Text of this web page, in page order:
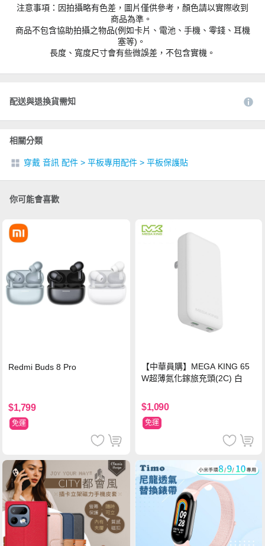
注意事項：因拍攝略有色差，圖片僅供參考，顏色請以實際收到
商品為準。
商品不包含協助拍攝之物品(例如卡片、電池、手機、零錢、耳機
塞等)。
長度、寬度尺寸會有些微誤差，不包含實機。
配送與退換貨需知
相關分類
穿戴 音訊 配件 > 平板專用配件 > 平板保護貼
你可能會喜歡
Redmi Buds 8 Pro
$1,799
免運
【中華員購】MEGA KING 65
W超薄氮化鎵旅充頭(2C) 白
$1,090
免運